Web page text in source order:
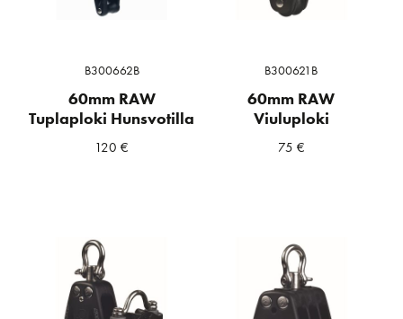
B300662B
60mm RAW
Tuplaploki Hunsvotilla
120€
B300621B
60mm RAW
Viuluploki
75 €